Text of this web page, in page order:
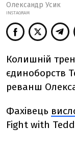
Олександр Усик
INSTAGRAM
Колишній
єдиноборств
реванш
Фахівець
Fight with